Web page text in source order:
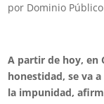
por Dominio Público
A partir de hoy, en
honestidad, se va
la impunidad,